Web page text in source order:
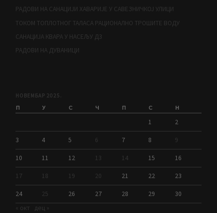
РАДОВИ НА САНАЦИЈИ ХАВАРИЈЕ У САВЕЗНИЧКОЈ УЛИЦИ
ТОКОМ ТОПЛОТНОГ ТАЛАСА РАЦИОНАЛНО ТРОШИТЕ ВОДУ
САНАЦИЈА КВАРА У НАСЕЉУ Д3
РАДОВИ НА ДУВАНИЦИ
НОВЕМБАР 2025.
П У С Ч П С Н
1 2
3 4 5 6 7 8 9
10 11 12 13 14 15 16
17 18 19 20 21 22 23
24 25 26 27 28 29
30
« окт
дец »